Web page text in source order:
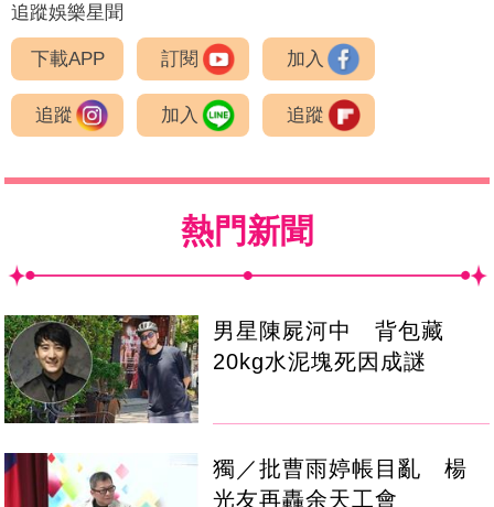
追蹤娛樂星聞
下載APP 訂閱 加入
追蹤 加入 追蹤
熱門新聞
男星陳屍河中 背包藏
20kg水泥塊死因成謎
獨／批曹雨婷帳目亂 楊
光友再轟余天工會